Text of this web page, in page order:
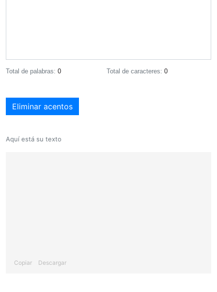
Total de palabras: 0 Total de caracteres: 0
Aquí está su texto
Copiar Descargar
Eliminar acentos